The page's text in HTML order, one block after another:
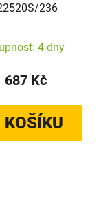
236
4 dny
687 Kč
KOŠÍKU